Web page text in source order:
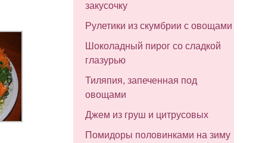
закусочку
Рулетики из скумбрии с овощами
Шоколадный пирог со сладкой
глазурью
Тиляпия, запеченная под
овощами
Джем из груш и цитрусовых
Помидоры половинками на зиму